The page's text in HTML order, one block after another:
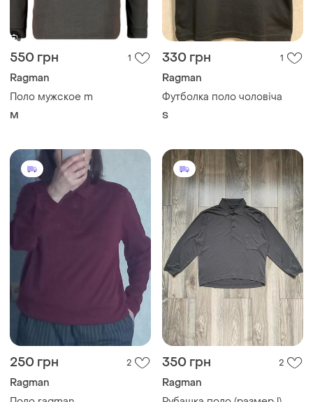
550 грн 1
Ragman
Поло мужское m
M
330 грн 1
Ragman
Футболка поло чоловіча
S
250 грн 2
Ragman
350 грн 2
Ragman